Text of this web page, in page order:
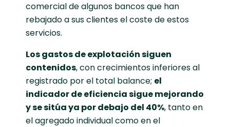
comercial de algunos bancos que han
rebajado a sus clientes el coste de estos
servicios.
Los gastos de explotación siguen
contenidos, con crecimientos inferiores al
registrado por el total balance; el
indicador de eficiencia sigue mejorando
y se sitúa ya por debajo del 40%, tanto en
el agregado individual como en el